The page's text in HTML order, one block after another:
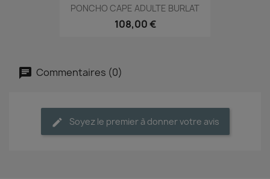
PONCHO CAPE ADULTE BURLAT
108,00 €
Commentaires (0)
Soyez le premier à donner votre avis